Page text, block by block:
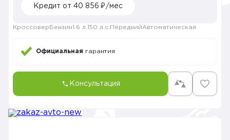
Кредит от 40 856 ₽/мес
Кроссовер Бензин1.6 л. 150 л.с. ПереднийАвтоматическая
Официальная гарантия
Консультация